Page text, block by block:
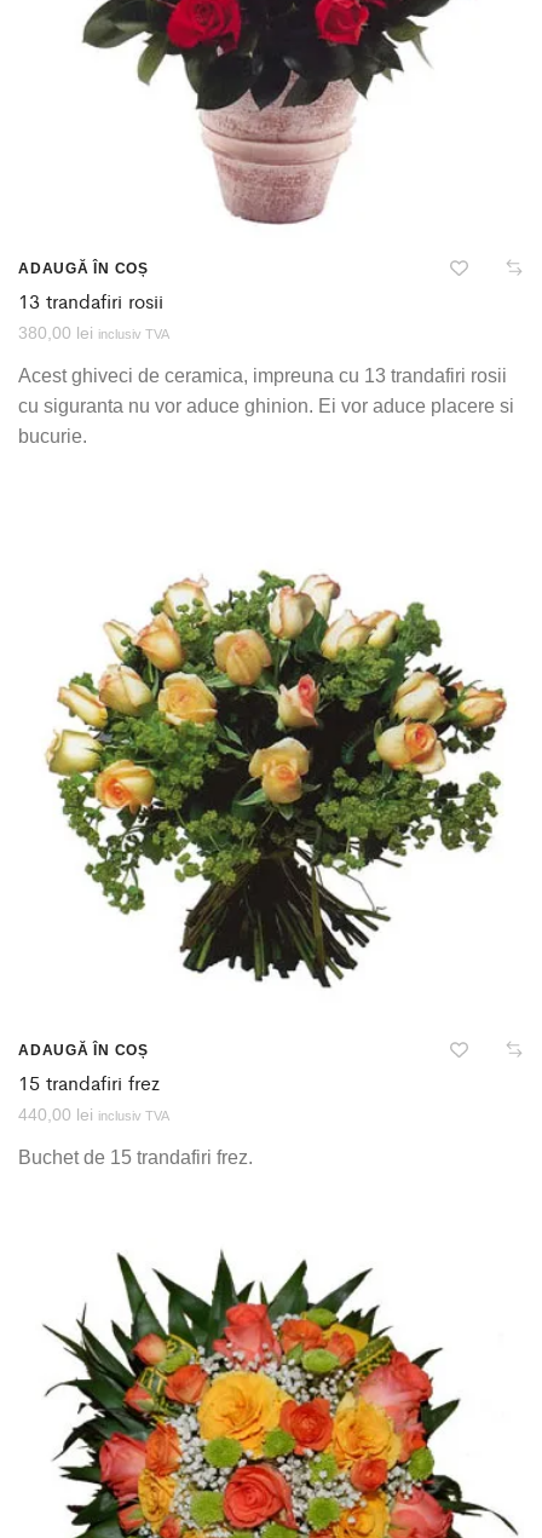
ADAUGĂ ÎN COȘ
13 trandafiri rosii
380,00 lei inclusiv TVA
Acest ghiveci de ceramica, impreuna cu 13 trandafiri rosii
cu siguranta nu vor aduce ghinion. Ei vor aduce placere si
bucurie.
ADAUGĂ ÎN COȘ
15 trandafiri frez
440,00 lei inclusiv TVA
Buchet de 15 trandafiri frez.